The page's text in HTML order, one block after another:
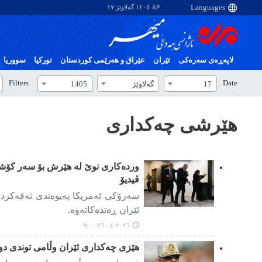
AP ١٤٠٥ گەلاوێژ ١٧
لاپەڕەی سەرەکی ئێران عێراق و هەرێمی کوردستان تورکیا سووریا
Date
17 گەلاوێژ 1405
Filters
هێرشی چەکداری
وردەکاری نوێ لە هێرش بۆ سەر
ڤیدیۆ
سەرۆکی ئەمریکا پەیوەندی
ئێران ڕەتدەکاتەوە.
٢٠٢٦-٠٤-٢٦ ٠٩:٠٠
هێزی چەکداری ئێران وڵامی توندی